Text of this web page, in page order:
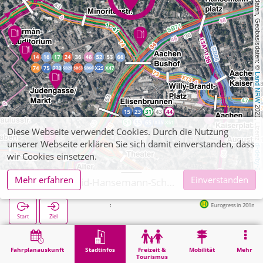
, Kartendaten, Geobasisdaten: ©
Land NRW
2021, Lizenz
dl-de/by-2-0
Fahrplanauskunft Stadtinfos
Freizeit &
Tourismus
Mobilität Mehr
Start Ziel
Eurogress in 201m
Stadtinfos Aachen, David-Hansemann-Schule - Städt. Realschule
Diese Webseite verwendet Cookies. Durch die Nutzung
unserer Webseite erklären Sie sich damit einverstanden, dass
wir Cookies einsetzen.
Mehr erfahren
Einverstanden